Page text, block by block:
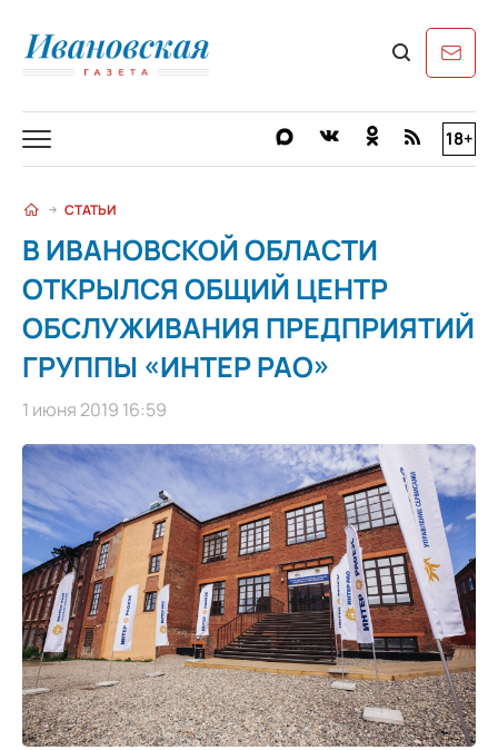
18+
СТАТЬИ
В ИВАНОВСКОЙ ОБЛАСТИ
ОТКРЫЛСЯ ОБЩИЙ ЦЕНТР
ОБСЛУЖИВАНИЯ ПРЕДПРИЯТИЙ
ГРУППЫ «ИНТЕР РАО»
1 июня 2019 16:59